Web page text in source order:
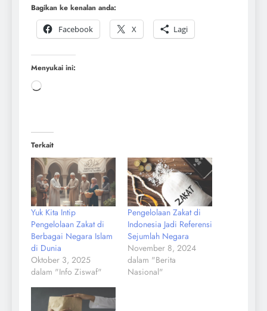
Bagikan ke kenalan anda:
Facebook
X Lagi
Menyukai ini:
Terkait
Yuk Kita Intip
Pengelolaan Zakat di
Berbagai Negara Islam
di Dunia
Oktober 3, 2025
dalam "Info Ziswaf"
Pengelolaan Zakat di
Indonesia Jadi Referensi
Sejumlah Negara
November 8, 2024
dalam "Berita
Nasional"